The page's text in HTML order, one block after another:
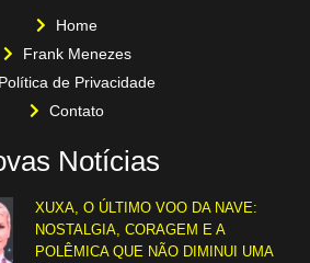
Home
Frank Menezes
Política de Privacidade
Contato
Notícias
XUXA, O ÚLTIMO VOO DA NAVE:
NOSTALGIA, CORAGEM E A
POLÊMICA QUE NÃO DIMINUI UMA